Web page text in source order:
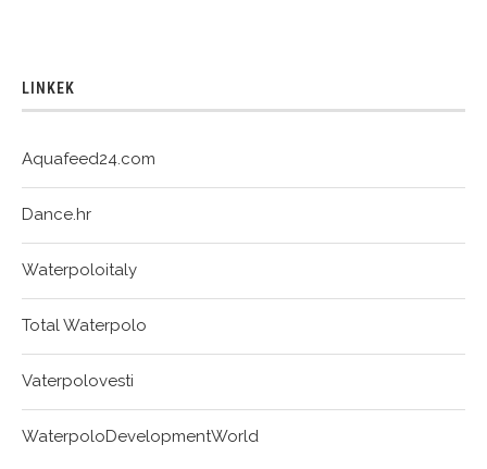
LINKEK
Aquafeed24.com
Dance.hr
Waterpoloitaly
Total Waterpolo
Vaterpolovesti
WaterpoloDevelopmentWorld